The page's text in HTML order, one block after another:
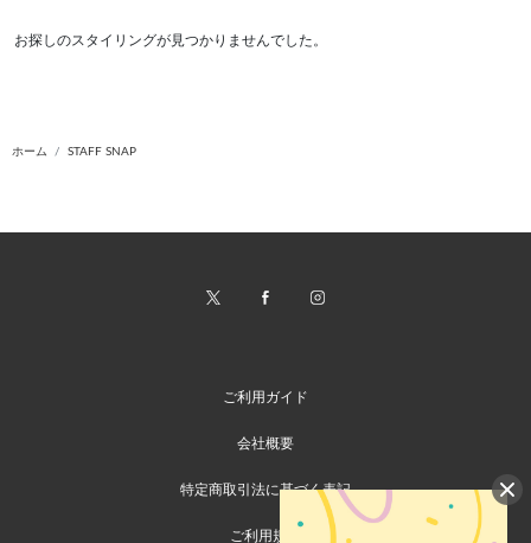
お探しのスタイリングが見つかりませんでした。
ホーム STAFF SNAP
ご利用ガイド
会社概要
特定商取引法に基づく表記
ご利用規約